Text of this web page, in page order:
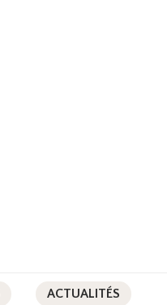
ACTUALITÉS